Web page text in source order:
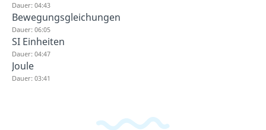
Dauer: 04:43
Bewegungsgleichungen
Dauer: 06:05
SI Einheiten
Dauer: 04:47
Joule
Dauer: 03:41